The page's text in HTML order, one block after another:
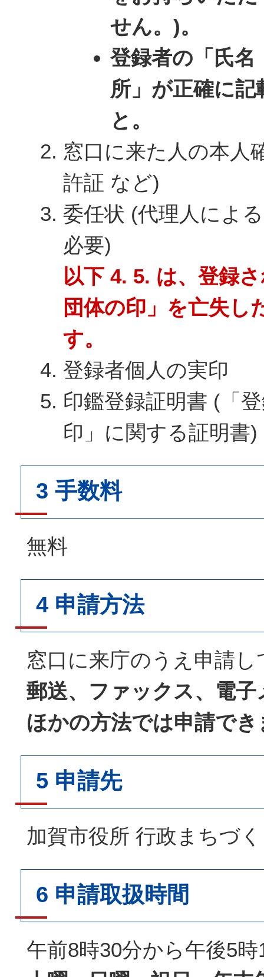
せん。)。
登録者の「氏名
所」が正確に
と。
窓口に来た人の本人
許証 など)
委任状 (代理人によ
必要)
以下 4. 5. は、登録
団体の印」を亡失し
す。
登録者個人の実印
印鑑登録証明書 (「
印」に関する証明書)
3 手数料
無料
4 申請方法
窓口に来庁のうえ申請
郵送、ファックス、電
ほかの方法では申請で
5 申請先
加賀市役所 行政まちづ
6 申請取扱時間
午前8時30分から午後5